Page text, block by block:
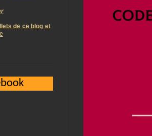
de ce blog et